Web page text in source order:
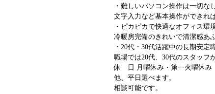
・難しいパソコン操作は一切な
文字入力など基本操作ができれ
・ピカピカで快適なオフィス環
冷暖房完備のきれいで清潔感あ
・20代・30代活躍中の長期安定
職場では20代、30代のスタッフ
休 日 月曜休み・第一火曜休み
他、平日選べます。
相談可能です。